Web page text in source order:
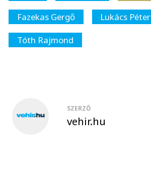
Fazekas Gergő
Lukács Péter
Tóth Rajmond
SZERZŐ
vehir.hu